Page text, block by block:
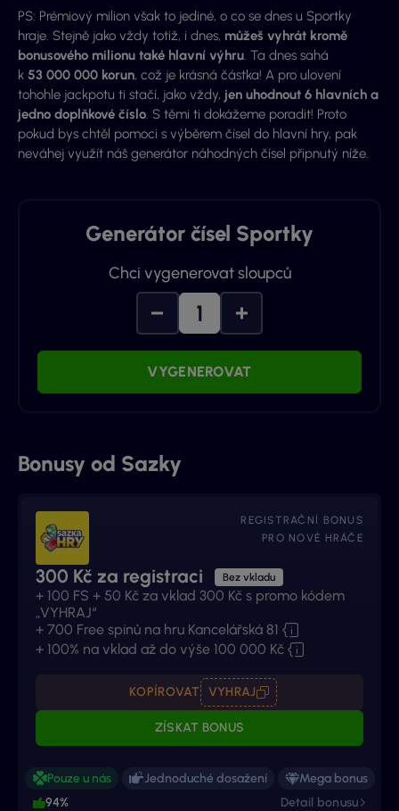
PS: Prémiový milion však to jediné, o co se dnes u Sportky
hraje. Stejně jako vždy totiž, i dnes, můžeš vyhrát kromě
bonusového milionu také hlavní výhru. Ta dnes sahá
k 53 000 000 korun, což je krásná částka! A pro ulovení
tohohle jackpotu ti stačí, jako vždy, jen uhodnout 6 hlavních a
jedno doplňkové číslo. S těmi ti dokážeme poradit! Proto
pokud bys chtěl pomoci s výběrem čísel do hlavní hry, pak
neváhej využít náš generátor náhodných čísel připnutý níže.
Generátor čísel Sportky
Chci vygenerovat sloupců
VYGENEROVAT
Bonusy od Sazky
REGISTRAČNÍ BONUS
PRO NOVÉ HRÁČE
300 Kč za registraci Bez vkladu
+ 100 FS + 50 Kč za vklad 300 Kč s promo kódem
„VYHRAJ“
+ 700 Free spinů na hru Kancelářská 81
+ 100% na vklad až do výše 100 000 Kč
KOPÍROVAT VYHRAJ
ZÍSKAT BONUS
Pouze u nás Jednoduché dosažení
Mega bonus
94%
Detail bonusu